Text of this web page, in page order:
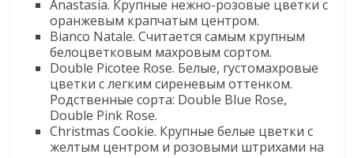
Anastasia. Крупные нежно-розовые цветки с
оранжевым крапчатым центром.
Bianco Natale. Считается самым крупным
белоцветковым махровым сортом.
Double Picotee Rose. Белые, густомахровые
цветки с легким сиреневым оттенком.
Родственные сорта: Double Blue Rose,
Double Pink Rose.
Christmas Cookie. Крупные белые цветки с
желтым центром и розовыми штрихами на